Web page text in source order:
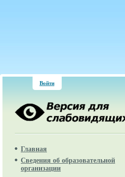
Войти
Главная
Сведения об образовательной
организации